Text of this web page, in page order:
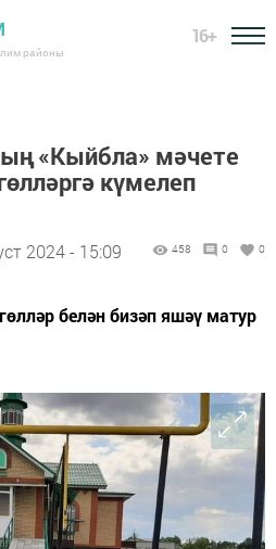
районы
16+
«Кыйбла» мәчете
күмелеп
2024 - 15:09 458 0 0
белән бизәп яшәү матур